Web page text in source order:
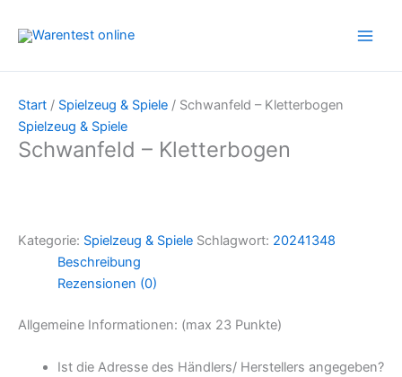
Inhalt
Start / Spielzeug & Spiele / Schwanfeld – Kletterbogen
Spielzeug & Spiele
Schwanfeld – Kletterbogen
Kategorie: Spielzeug & Spiele Schlagwort: 20241348
Beschreibung
Rezensionen (0)
Allgemeine Informationen: (max 23 Punkte)
Ist die Adresse des Händlers/ Herstellers angegeben?